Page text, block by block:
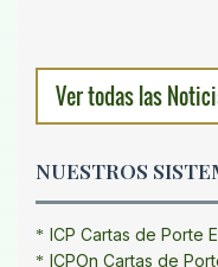
Ver todas las
NUESTROS
ICP Cartas de Porte
ICPOn Cartas de